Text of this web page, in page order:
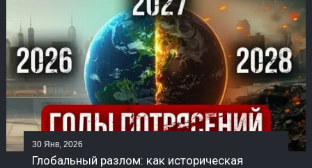
30 Янв, 2026
Глобальный разлом: как историческая